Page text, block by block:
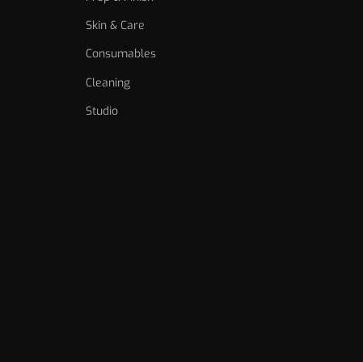
Skin & Care
Consumables
Cleaning
Studio